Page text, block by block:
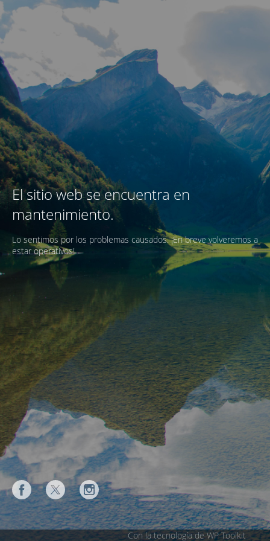
El sitio web se encuentra en
mantenimiento.
Lo sentimos por los problemas causados. ¡En breve volveremos a
estar operativos!
Con la tecnología de WP Toolkit